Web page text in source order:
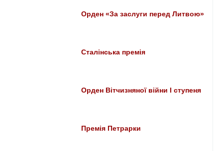
Орден «За заслуги перед Литвою»
Сталінська премія
Орден Вітчизняної війни І ступеня
Премія Петрарки